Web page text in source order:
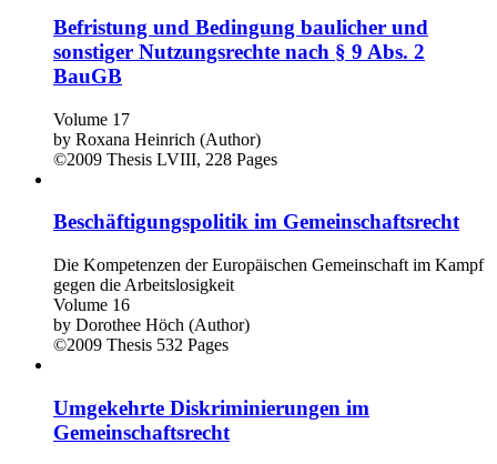
Befristung und Bedingung baulicher und
sonstiger Nutzungsrechte nach § 9 Abs. 2
BauGB
Volume 17
by Roxana Heinrich (Author)
©2009 Thesis LVIII, 228 Pages
Beschäftigungspolitik im Gemeinschaftsrecht
Die Kompetenzen der Europäischen Gemeinschaft im Kampf
gegen die Arbeitslosigkeit
Volume 16
by Dorothee Höch (Author)
©2009 Thesis 532 Pages
Umgekehrte Diskriminierungen im
Gemeinschaftsrecht